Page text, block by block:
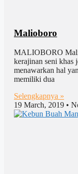
Malioboro
MALIOBORO
kerajinan seni khas
menawarkan hal
memiliki dua
Selengkapnya »
19 March, 2019